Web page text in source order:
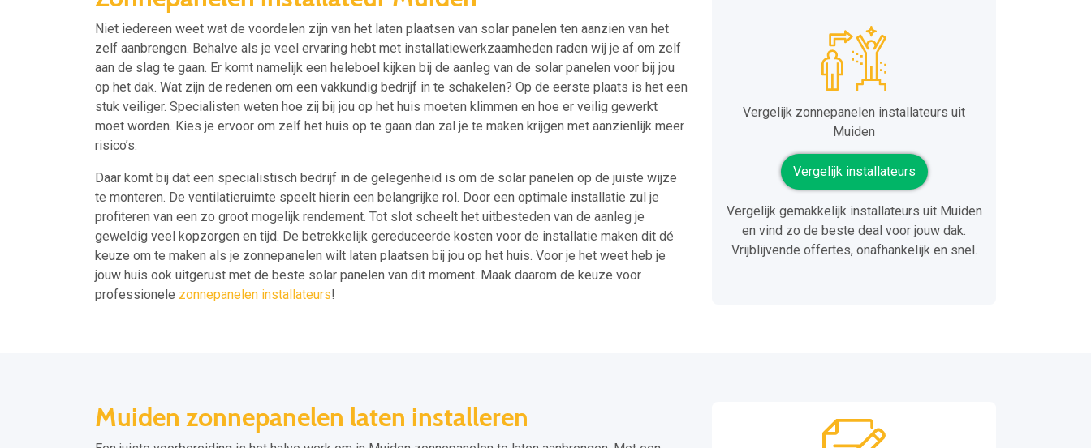
Niet iedereen weet wat de voordelen zijn van het laten plaatsen van solar panelen ten aanzien van het
zelf aanbrengen. Behalve als je veel ervaring hebt met installatiewerkzaamheden raden wij je af om zelf
aan de slag te gaan. Er komt namelijk een heleboel kijken bij de aanleg van de solar panelen voor bij jou
op het dak. Wat zijn de redenen om een vakkundig bedrijf in te schakelen? Op de eerste plaats is het een
stuk veiliger. Specialisten weten hoe zij bij jou op het huis moeten klimmen en hoe er veilig gewerkt
moet worden. Kies je ervoor om zelf het huis op te gaan dan zal je te maken krijgen met aanzienlijk meer
risico’s.
Daar komt bij dat een specialistisch bedrijf in de gelegenheid is om de solar panelen op de juiste wijze
te monteren. De ventilatieruimte speelt hierin een belangrijke rol. Door een optimale installatie zul je
profiteren van een zo groot mogelijk rendement. Tot slot scheelt het uitbesteden van de aanleg je
geweldig veel kopzorgen en tijd. De betrekkelijk gereduceerde kosten voor de installatie maken dit dé
keuze om te maken als je zonnepanelen wilt laten plaatsen bij jou op het huis. Voor je het weet heb je
jouw huis ook uitgerust met de beste solar panelen van dit moment. Maak daarom de keuze voor
professionele zonnepanelen installateurs!
Vergelijk zonnepanelen installateurs uit
Muiden
Vergelijk installateurs
Vergelijk gemakkelijk installateurs uit Muiden
en vind zo de beste deal voor jouw dak.
Vrijblijvende offertes, onafhankelijk en snel.
Muiden zonnepanelen laten installeren